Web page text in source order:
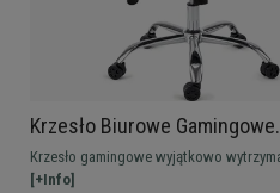
Krzesło Biurowe Gamingowe
MONTECARLO, Metalowa
Podłokietniki, Bardzo
Krzesło gamingowe wyjątkowo
wygodne, wysokiej jakości. Posiada
[+Info]